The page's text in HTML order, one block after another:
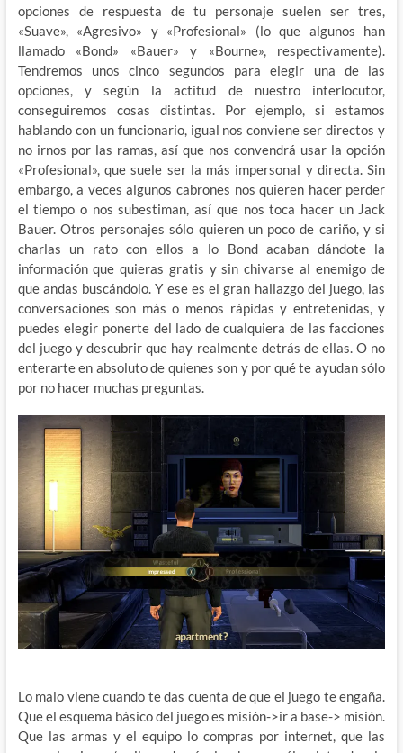
opciones de respuesta de tu personaje suelen ser tres,
«Suave», «Agresivo» y «Profesional» (lo que algunos han
llamado «Bond» «Bauer» y «Bourne», respectivamente).
Tendremos unos cinco segundos para elegir una de las
opciones, y según la actitud de nuestro interlocutor,
conseguiremos cosas distintas. Por ejemplo, si estamos
hablando con un funcionario, igual nos conviene ser directos y
no irnos por las ramas, así que nos convendrá usar la opción
«Profesional», que suele ser la más impersonal y directa. Sin
embargo, a veces algunos cabrones nos quieren hacer perder
el tiempo o nos subestiman, así que nos toca hacer un Jack
Bauer. Otros personajes sólo quieren un poco de cariño, y si
charlas un rato con ellos a lo Bond acaban dándote la
información que quieras gratis y sin chivarse al enemigo de
que andas buscándolo. Y ese es el gran hallazgo del juego, las
conversaciones son más o menos rápidas y entretenidas, y
puedes elegir ponerte del lado de cualquiera de las facciones
del juego y descubrir que hay realmente detrás de ellas. O no
enterarte en absoluto de quienes son y por qué te ayudan sólo
por no hacer muchas preguntas.
Lo malo viene cuando te das cuenta de que el juego te engaña.
Que el esquema básico del juego es misión->ir a base-> misión.
Que las armas y el equipo lo compras por internet, que las